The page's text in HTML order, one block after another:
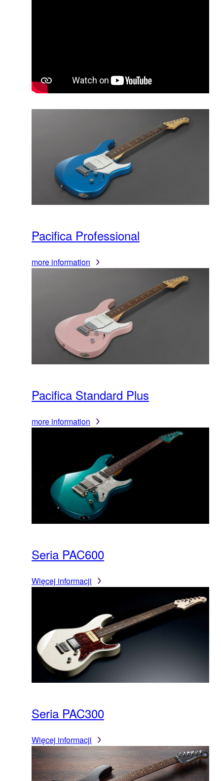
Pacifica Professional
more information
Pacifica Standard Plus
more information
Seria PAC600
Więcej informacji
Seria PAC300
Więcej informacji